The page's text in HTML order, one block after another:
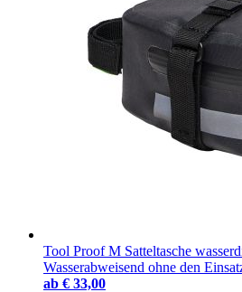
Tool Proof M Satteltasche
Wasserabweisend ohne den
ab € 33,00